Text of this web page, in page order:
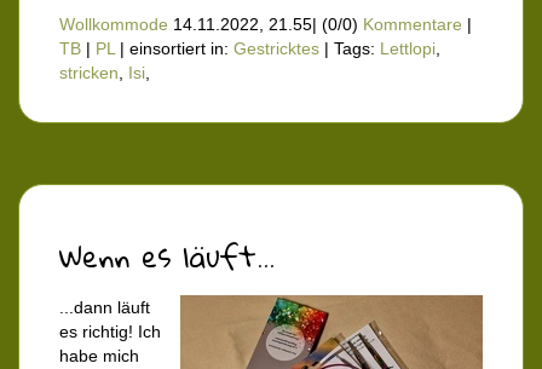
Wollkommode 14.11.2022, 21.55| (0/0) Kommentare |
TB | PL| einsortiert in: Gestricktes | Tags: Lettlopi,
stricken, Isi,
Wenn es läuft...
...dann läuft
es richtig! Ich
habe mich